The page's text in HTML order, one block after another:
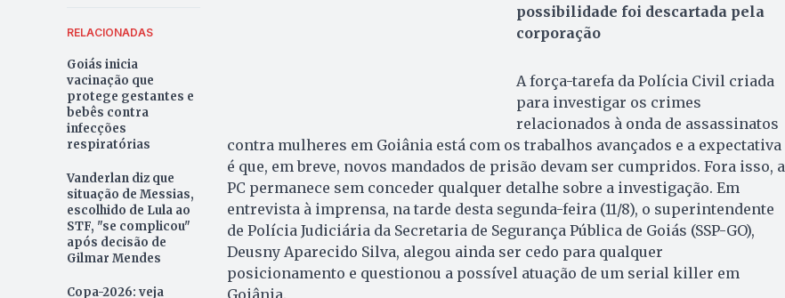
RELACIONADAS
Goiás inicia
vacinação que
protege gestantes e
bebês contra
infecções
respiratórias
Vanderlan diz que
situação de Messias,
escolhido de Lula ao
STF, "se complicou"
após decisão de
Gilmar Mendes
Copa-2026: veja
possibilidade foi descartada pela
corporação
A força-tarefa da Polícia Civil criada
para investigar os crimes
relacionados à onda de assassinatos
contra mulheres em Goiânia está com os trabalhos avançados e a expectativa
é que, em breve, novos mandados de prisão devam ser cumpridos. Fora isso, a
PC permanece sem conceder qualquer detalhe sobre a investigação. Em
entrevista à imprensa, na tarde desta segunda-feira (11/8), o superintendente
de Polícia Judiciária da Secretaria de Segurança Pública de Goiás (SSP-GO),
Deusny Aparecido Silva, alegou ainda ser cedo para qualquer
posicionamento e questionou a possível atuação de um serial killer em
Goiânia.